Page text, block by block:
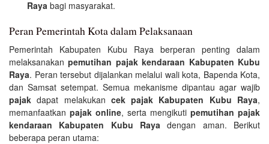
Raya bagi masyarakat.
Peran Pemerintah Kota dalam Pelaksanaan
Pemerintah Kabupaten Kubu Raya berperan penting dalam
melaksanakanpemutihan pajak kendaraan Kabupaten Kubu
Raya. Peran tersebut dijalankan melalui wali kota, Bapenda Kota,
dan Samsat setempat. Semua mekanisme dipantau agar wajib
pajak dapat melakukan cek pajak Kabupaten Kubu Raya,
memanfaatkan pajak online, serta mengikuti pemutihan pajak
kendaraan Kabupaten Kubu Raya dengan aman. Berikut
beberapa peran utama: